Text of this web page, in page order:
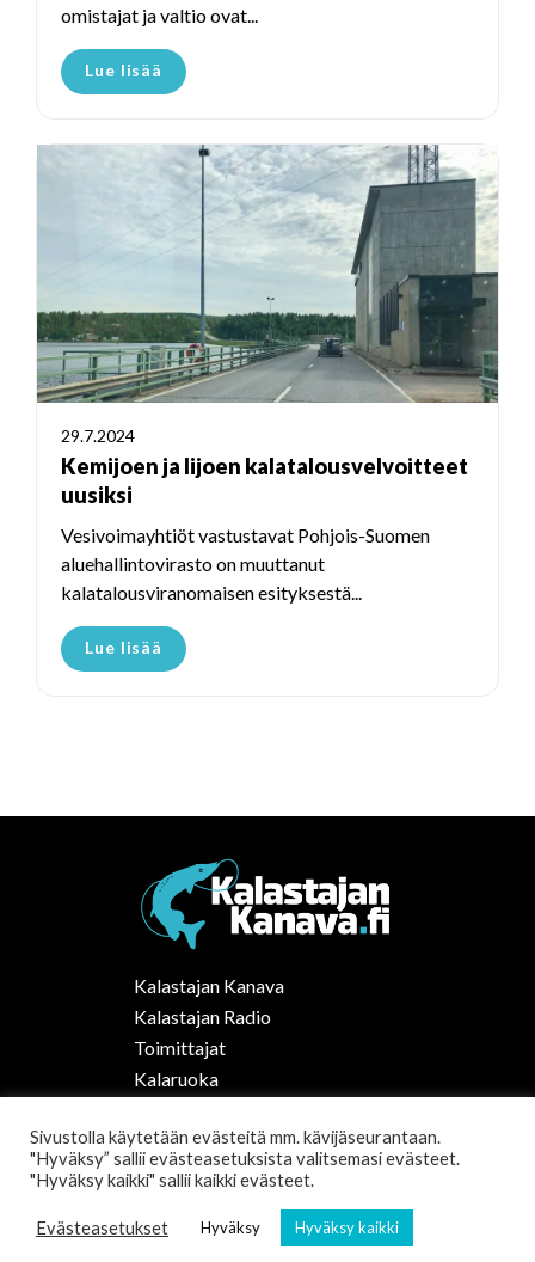
omistajat ja valtio ovat...
Lue lisää
29.7.2024
Kemijoen ja Iijoen kalatalousvelvoitteet
uusiksi
Vesivoimayhtiöt vastustavat Pohjois-Suomen
aluehallintovirasto on muuttanut
kalatalousviranomaisen esityksestä...
Lue lisää
Kalastajan Kanava
Kalastajan Radio
Toimittajat
Kalaruoka
Tilaa uutiskirje
Sivustolla käytetään evästeitä mm. kävijäseurantaan.
"Hyväksy” sallii evästeasetuksista valitsemasi evästeet.
"Hyväksy kaikki" sallii kaikki evästeet.
Evästeasetukset Hyväksy Hyväksy kaikki